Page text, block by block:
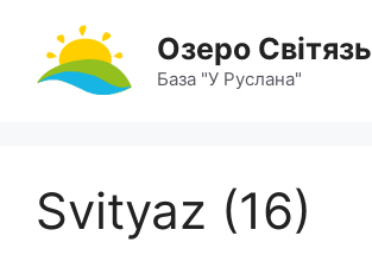
вмісту
Озеро Світязь
База "У Руслана"
Svityaz (16)